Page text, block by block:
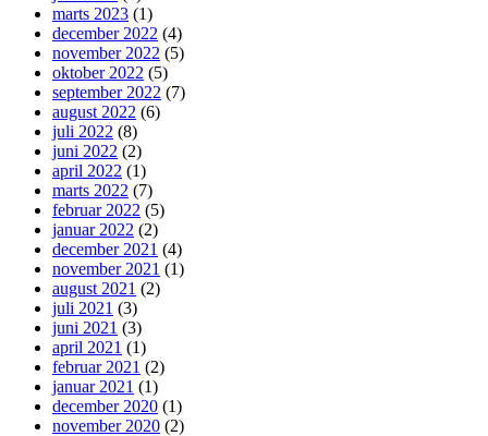
marts 2023 (1)
december 2022 (4)
november 2022 (5)
oktober 2022 (5)
september 2022 (7)
august 2022 (6)
juli 2022 (8)
juni 2022 (2)
april 2022 (1)
marts 2022 (7)
februar 2022 (5)
januar 2022 (2)
december 2021 (4)
november 2021 (1)
august 2021 (2)
juli 2021 (3)
juni 2021 (3)
april 2021 (1)
februar 2021 (2)
januar 2021 (1)
december 2020 (1)
november 2020 (2)